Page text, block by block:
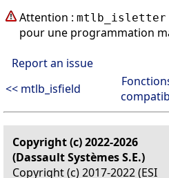
Attention : mtlb_isletter
pour une programmation
Report an issue
<< mtlb_isfield
Copyright (c) 2022-2026
(Dassault Systèmes S.E.)
Copyright (c) 2017-2022 (ESI